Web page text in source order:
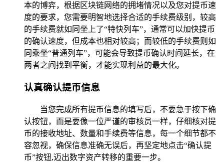
本的博弈，根据区块链网络的拥堵情况以及您对提币速
度的要求，您需要明智地选择合适的手续费级别，较高
的手续费就如同坐上了“特快列车”，通常可以加快提币
的确认速度，但成本也相对较高；而较低的手续费则如
同乘坐“普通列车”，可能会导致提币确认时间延长，在
两者之间找到平衡，才能实现利益的最大化。
认真确认提币信息
当您完成所有提币信息的填写后，不要急于按下确
认按钮，而是要像一位严谨的审核员一样，仔细核对提
币的接收地址、数量和手续费等信息，每一个细节都不
容忽视，确保信息准确无误后，再坚定地点击“确认提
币”按钮,迈出数字资产转移的重要一步。